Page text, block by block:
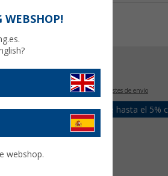
8, €
Precios con IVA incluido + Costes de envío
Recibe un bonus de hasta el 5%
WEBSHOP!
webshop.